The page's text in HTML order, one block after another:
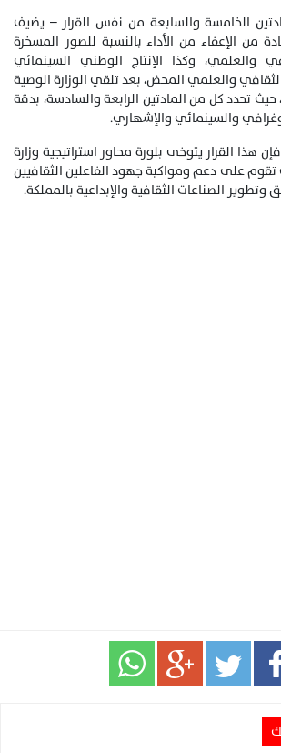
الخامسة والسابعة من نفس القرار – يضيف
من الإعفاء من الأداء بالنسبة للصور المسخرة
والعلمي، وكذا الإنتاج الوطني السينمائي
والعلمي المحض، بعد تلقي الوزارة الوصية
تحدد كل من المادتين الرابعة والسادسة، بدقة
والسينمائي والإشهاري.
هذا القرار يتوخى بلورة محاور استراتيجية وزارة
تقوم على دعم ومواكبة جهود الفاعلين الثقافيين
الصناعات الثقافية والإبداعية بالمملكة.